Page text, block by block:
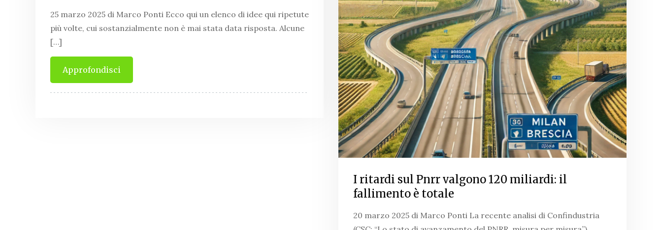
25 marzo 2025 di Marco Ponti Ecco qui un elenco di idee qui ripetute
più volte, cui sostanzialmente non è mai stata data risposta. Alcune
[…]
Approfondisci
I ritardi sul Pnrr valgono 120 miliardi: il
fallimento è totale
20 marzo 2025 di Marco Ponti La recente analisi di Confindustria